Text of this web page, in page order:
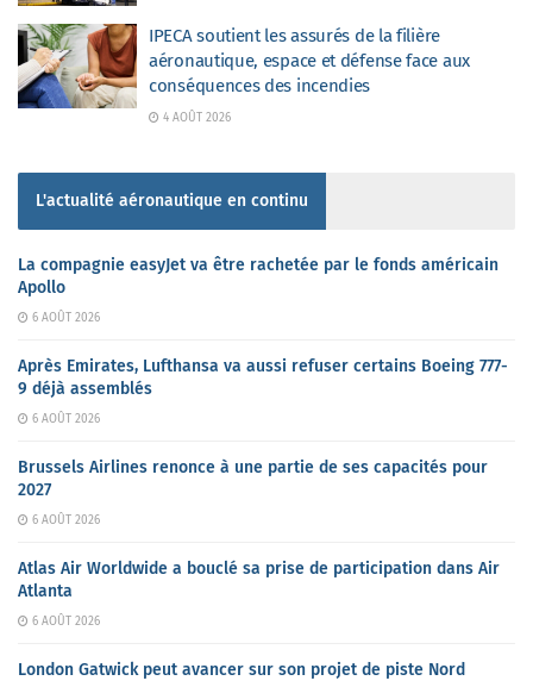
IPECA soutient les assurés de la filière
aéronautique, espace et défense face aux
conséquences des incendies
4 AOÛT 2026
L'actualité aéronautique en continu
La compagnie easyJet va être rachetée par le fonds américain
Apollo
6 AOÛT 2026
Après Emirates, Lufthansa va aussi refuser certains Boeing 777-
9 déjà assemblés
6 AOÛT 2026
Brussels Airlines renonce à une partie de ses capacités pour
2027
6 AOÛT 2026
Atlas Air Worldwide a bouclé sa prise de participation dans Air
Atlanta
6 AOÛT 2026
London Gatwick peut avancer sur son projet de piste Nord